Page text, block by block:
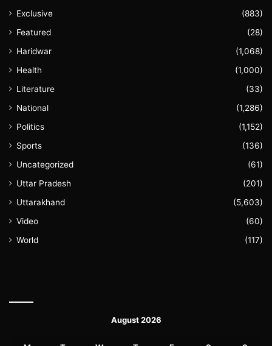
Exclusive
(883)
Featured
(28)
Haridwar
(1,068)
Health
(1,000)
Literature
(33)
National
(1,286)
Politics
(1,152)
Sports
(136)
Uncategorized
(61)
Uttar Pradesh
(201)
Uttarakhand
(5,603)
Video
(60)
World
(117)
August 2026